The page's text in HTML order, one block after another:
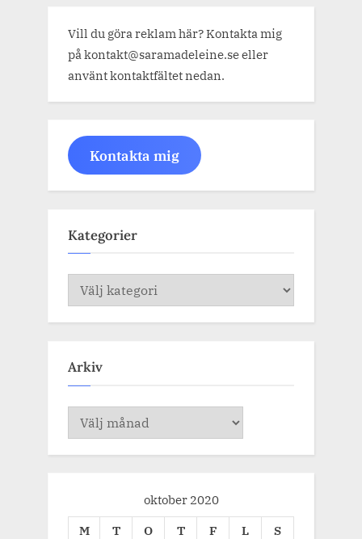
Vill du göra reklam här? Kontakta mig
på kontakt@saramadeleine.se eller
använt kontaktfältet nedan.
Kontakta mig
Kategorier
Kategorier
Arkiv
Arkiv
oktober 2020
M
T O T F L
S